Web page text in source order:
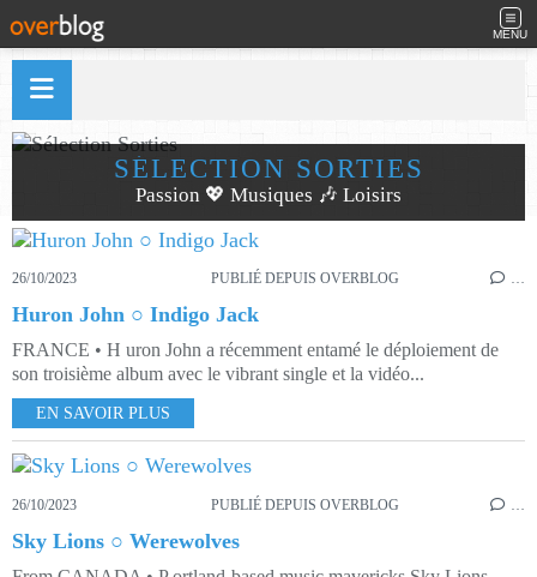
MENU
SÉLECTION SORTIES
Passion 💖 Musiques 🎶 Loisirs
26/10/2023 PUBLIÉ DEPUIS OVERBLOG …
Huron John ○ Indigo Jack
FRANCE • H uron John a récemment entamé le déploiement de
son troisième album avec le vibrant single et la vidéo...
EN SAVOIR PLUS
26/10/2023 PUBLIÉ DEPUIS OVERBLOG
Sky Lions ○ Werewolves